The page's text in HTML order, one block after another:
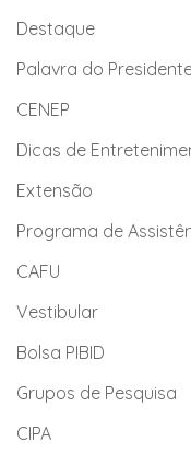
Destaque
Palavra do
CENEP
Dicas de
Extensão
Programa de
CAFU
Vestibular
Bolsa PIBID
Grupos de Pesquisa
CIPA